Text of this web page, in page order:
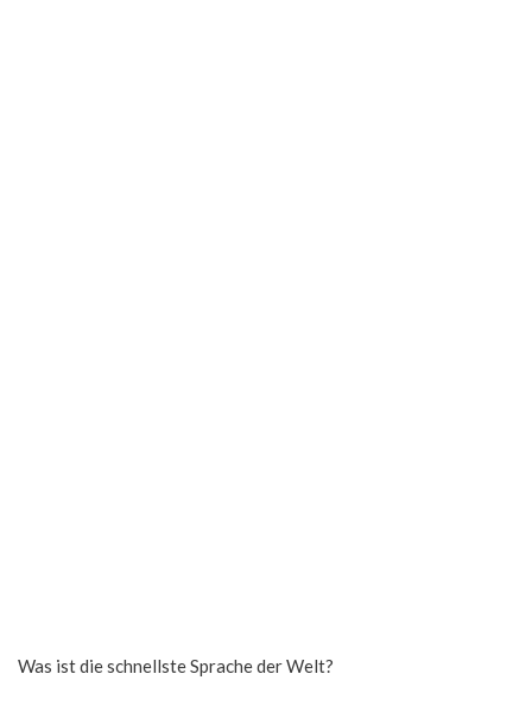
Was ist die schnellste Sprache der Welt?